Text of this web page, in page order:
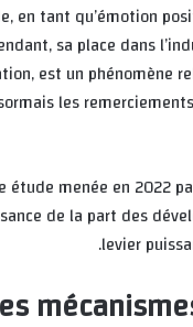
en tant qu’émotion
sa place dans
est un phénomène
les
étude menée en 2022
de la part des
levier